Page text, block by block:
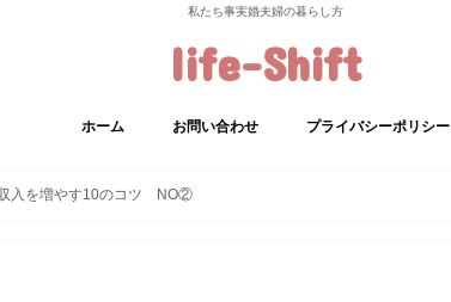
私たち事実婚夫婦の暮らし方
life-Shift
ホーム お問い合わせ プライバシーポリシー
入を増やす10のコツ NO②